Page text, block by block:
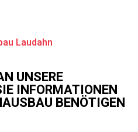
Laudahn
UNSERE
INFORMATIONEN
BENÖTIGEN